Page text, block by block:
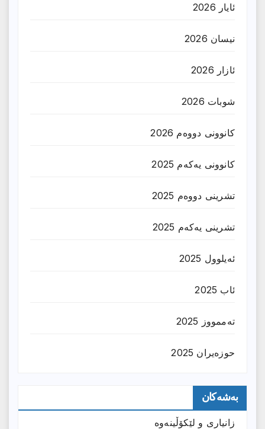
ئایار 2026
نیسان 2026
ئازار 2026
شوبات 2026
کانوونی دووەم 2026
کانوونی یەکەم 2025
تشرینی دووەم 2025
تشرینی یەکەم 2025
ئەیلوول 2025
ئاب 2025
تەممووز 2025
حوزه‌یران 2025
بەشەکان
زانیارى و لێکۆڵینەوە